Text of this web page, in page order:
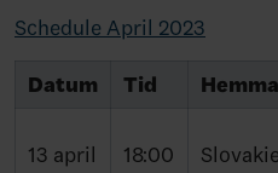
Schedule April 2023
Datum Tid
13 april 18:00